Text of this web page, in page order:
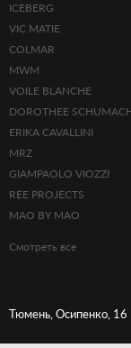
Смотреть все
MAO BY MAO
REE PROJECTS
MRZ
GIAMPAOLO VIOZZI
ERIKA CAVALLINI
DOROTHEE
VOILE BLANCHE
ICEBERG
VIC MATIE
COLMAR
MWM
Тюмень, Осипенко, 16